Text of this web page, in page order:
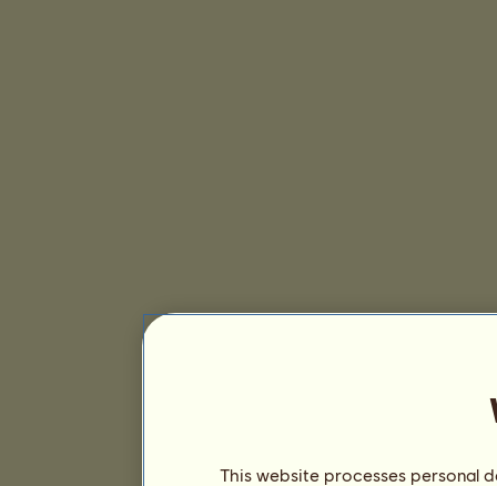
This website processes personal